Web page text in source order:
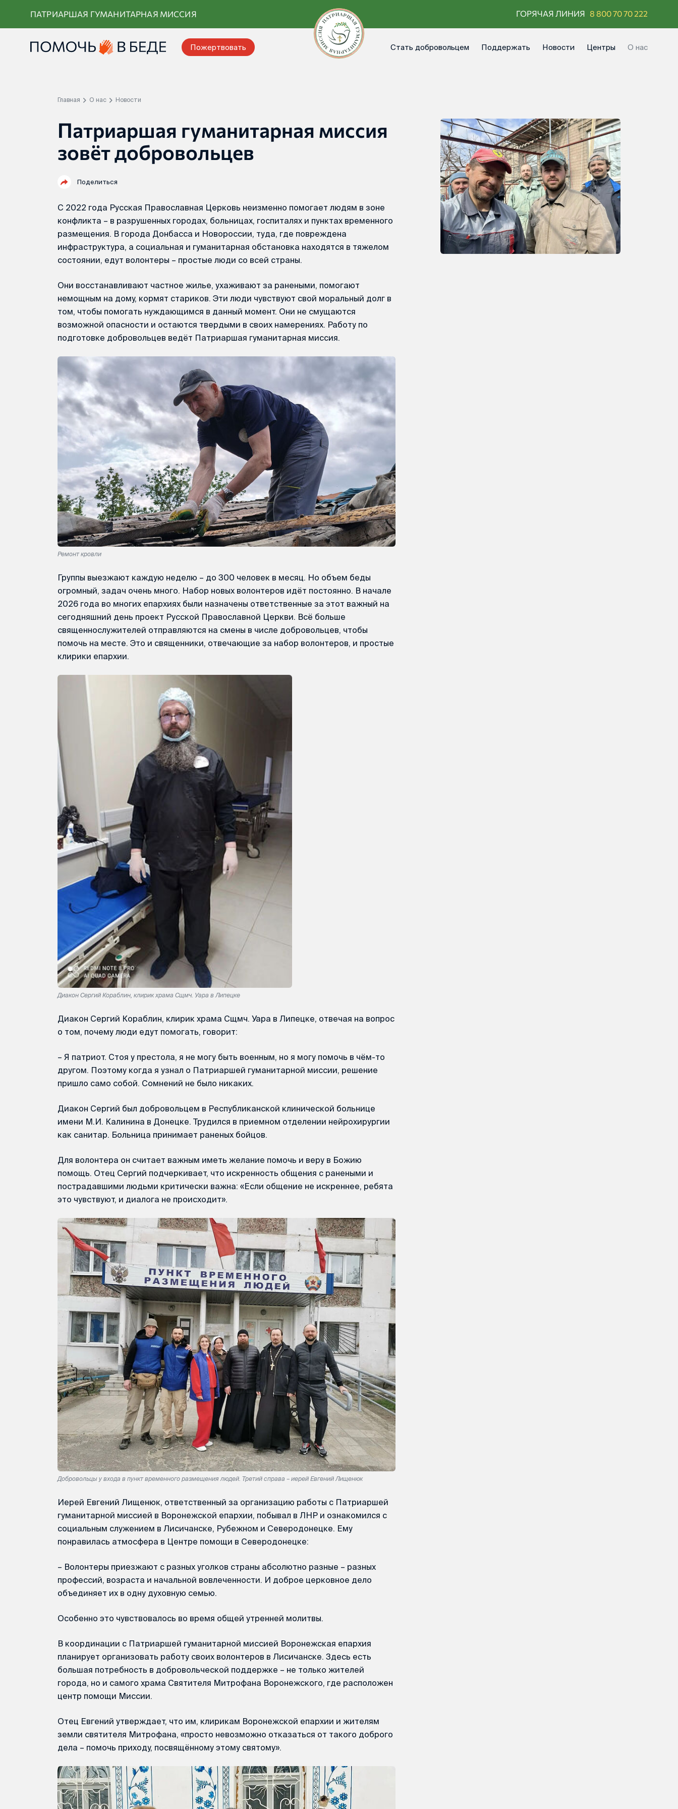
ПАТРИАРШАЯ ГУМАНИТАРНАЯ МИССИЯ ГОРЯЧАЯ ЛИНИЯ 8 800 70 70 222
Пожертвовать Стать добровольцем Поддержать Новости Центры О нас
Главная О нас Новости
Патриаршая гуманитарная миссия
зовёт добровольцев
Поделиться
С 2022 года Русская Православная Церковь неизменно помогает людям в зоне
конфликта – в разрушенных городах, больницах, госпиталях и пунктах временного
размещения. В города Донбасса и Новороссии, туда, где повреждена
инфраструктура, а социальная и гуманитарная обстановка находятся в тяжелом
состоянии, едут волонтеры – простые люди со всей страны.
Они восстанавливают частное жилье, ухаживают за ранеными, помогают
немощным на дому, кормят стариков. Эти люди чувствуют свой моральный долг в
том, чтобы помогать нуждающимся в данный момент. Они не смущаются
возможной опасности и остаются твердыми в своих намерениях. Работу по
подготовке добровольцев ведёт Патриаршая гуманитарная миссия.
Ремонт кровли
Группы выезжают каждую неделю – до 300 человек в месяц. Но объем беды
огромный, задач очень много. Набор новых волонтеров идёт постоянно. В начале
2026 года во многих епархиях были назначены ответственные за этот важный на
сегодняшний день проект Русской Православной Церкви. Всё больше
священнослужителей отправляются на смены в числе добровольцев, чтобы
помочь на месте. Это и священники, отвечающие за набор волонтеров, и простые
клирики епархии.
Диакон Сергий Кораблин, клирик храма Сщмч. Уара в Липецке
Диакон Сергий Кораблин, клирик храма Сщмч. Уара в Липецке, отвечая на вопрос
о том, почему люди едут помогать, говорит:
– Я патриот. Стоя у престола, я не могу быть военным, но я могу помочь в чём-то
другом. Поэтому когда я узнал о Патриаршей гуманитарной миссии, решение
пришло само собой. Сомнений не было никаких.
Диакон Сергий был добровольцем в Республиканской клинической больнице
имени М.И. Калинина в Донецке. Трудился в приемном отделении нейрохирургии
как санитар. Больница принимает раненых бойцов.
Для волонтера он считает важным иметь желание помочь и веру в Божию
помощь. Отец Сергий подчеркивает, что искренность общения с ранеными и
пострадавшими людьми критически важна: «Если общение не искреннее, ребята
это чувствуют, и диалога не происходит».
Добровольцы у входа в пункт временного размещения людей. Третий справа – иерей Евгений Лищенюк
Иерей Евгений Лищенюк, ответственный за организацию работы с Патриаршей
гуманитарной миссией в Воронежской епархии, побывал в ЛНР и ознакомился с
социальным служением в Лисичанске, Рубежном и Северодонецке. Ему
понравилась атмосфера в Центре помощи в Северодонецке:
– Волонтеры приезжают с разных уголков страны абсолютно разные – разных
профессий, возраста и начальной вовлеченности. И доброе церковное дело
объединяет их в одну духовную семью.
Особенно это чувствовалось во время общей утренней молитвы.
В координации с Патриаршей гуманитарной миссией Воронежская епархия
планирует организовать работу своих волонтеров в Лисичанске. Здесь есть
большая потребность в добровольческой поддержке – не только жителей
города, но и самого храма Святителя Митрофана Воронежского, где расположен
центр помощи Миссии.
Отец Евгений утверждает, что им, клирикам Воронежской епархии и жителям
земли святителя Митрофана, «просто невозможно отказаться от такого доброго
дела – помочь приходу, посвящённому этому святому».